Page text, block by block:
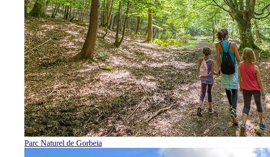
Parc Naturel de Gorbeia